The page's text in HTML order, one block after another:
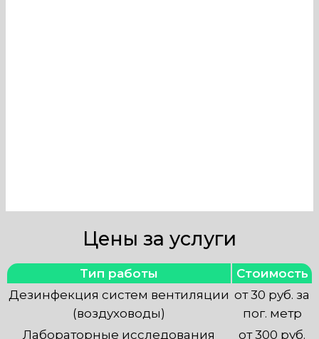
Цены за услуги
Тип работы
Стоимость
Дезинфекция систем вентиляции
(воздуховоды)
от 30 руб. за
пог. метр
Лабораторные исследования
от 300 руб.